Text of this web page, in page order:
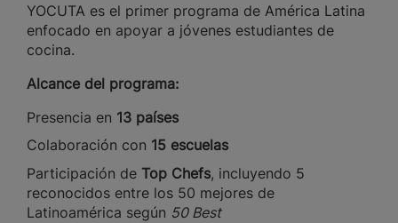
YOCUTA es el primer programa de América Latina
enfocado en apoyar a jóvenes estudiantes de
cocina.
Alcance del programa:
Presencia en 13 países
Colaboración con 15 escuelas
Participación de Top Chefs, incluyendo 5
reconocidos entre los 50 mejores de
Latinoamérica según 50 Best